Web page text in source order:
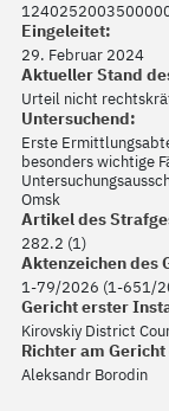
Eingeleitet:
29. Februar 2024
Aktueller Stand
Urteil nicht
Untersuchend:
Erste
besonders wichtige
Omsk
Artikel des
282.2 (1)
Aktenzeichen des
1-79/2026 (1-651/
Gericht erster
Kirovskiy District
Richter am
Aleksandr Borodin